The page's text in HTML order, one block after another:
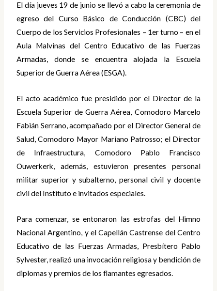
El día jueves 19 de junio se llevó a cabo la ceremonia de
egreso del Curso Básico de Conducción (CBC) del
Cuerpo de los Servicios Profesionales – 1er turno – en el
Aula Malvinas del Centro Educativo de las Fuerzas
Armadas, donde se encuentra alojada la Escuela
Superior de Guerra Aérea (ESGA).
El acto académico fue presidido por el Director de la
Escuela Superior de Guerra Aérea, Comodoro Marcelo
Fabián Serrano, acompañado por el Director General de
Salud, Comodoro Mayor Mariano Patrosso; el Director
de Infraestructura, Comodoro Pablo Francisco
Ouwerkerk, además, estuvieron presentes personal
militar superior y subalterno, personal civil y docente
civil del Instituto e invitados especiales.
Para comenzar, se entonaron las estrofas del Himno
Nacional Argentino, y el Capellán Castrense del Centro
Educativo de las Fuerzas Armadas, Presbítero Pablo
Sylvester, realizó una invocación religiosa y bendición de
diplomas y premios de los flamantes egresados.